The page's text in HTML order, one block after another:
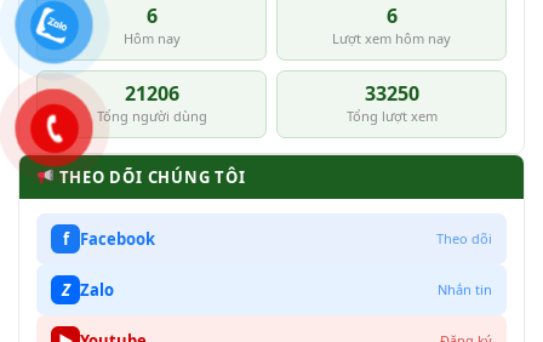
6
Hôm nay
6
Lượt xem hôm nay
21206
Tổng người dùng
33250
Tổng lượt xem
THEO DÕI CHÚNG TÔI
f Facebook Theo dõi
Z Zalo Nhắn tin